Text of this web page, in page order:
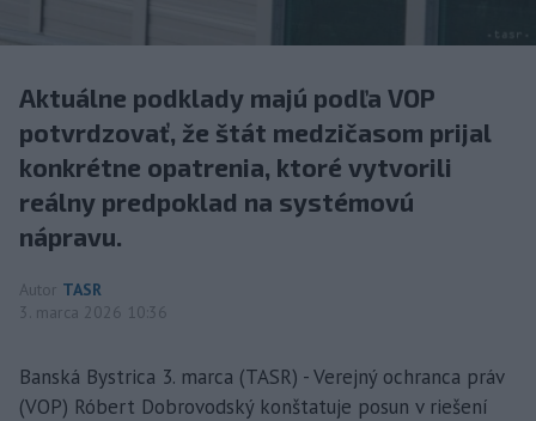
Aktuálne podklady majú podľa VOP
potvrdzovať, že štát medzičasom prijal
konkrétne opatrenia, ktoré vytvorili
reálny predpoklad na systémovú
nápravu.
Autor TASR
3. marca 2026 10:36
Banská Bystrica 3. marca (TASR) - Verejný ochranca práv
(VOP) Róbert Dobrovodský konštatuje posun v riešení